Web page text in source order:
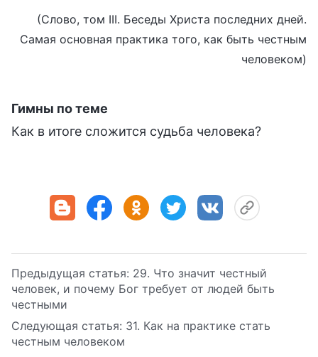
(Слово, том III. Беседы Христа последних дней.
Самая основная практика того, как быть честным
человеком)
Гимны по теме
Как в итоге сложится судьба человека?
Предыдущая статья: 29. Что значит честный
человек, и почему Бог требует от людей быть
честными
Следующая статья: 31. Как на практике стать
честным человеком